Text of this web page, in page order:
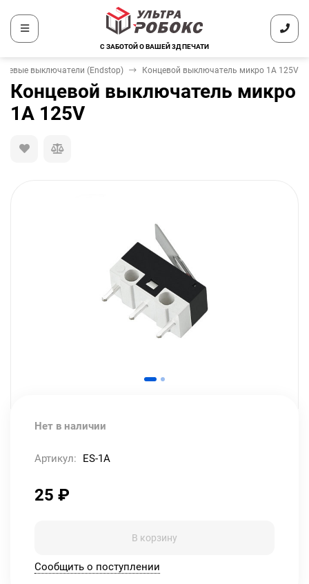
С ЗАБОТОЙ О ВАШЕЙ 3Д ПЕЧАТИ
выключатели (Endstop) Концевой выключатель микро 1A 125V
Концевой выключатель микро
1A 125V
Нет в наличии
Артикул: ES-1A
25 ₽
В корзину
Сообщить о поступлении